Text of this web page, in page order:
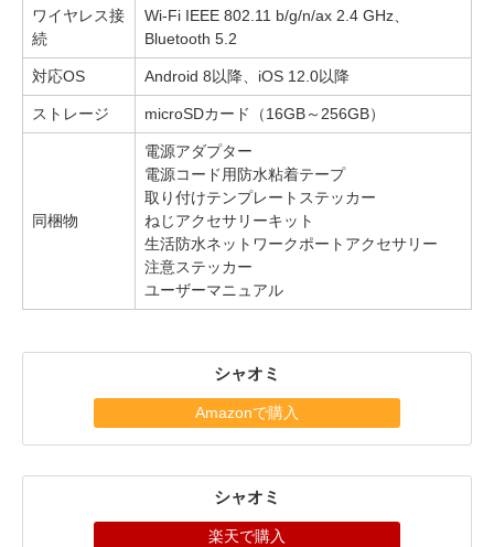
ワイヤレス接
続
Wi-Fi IEEE 802.11 b/g/n/ax 2.4 GHz、
Bluetooth 5.2
対応OS Android 8以降、iOS 12.0以降
ストレージ microSDカード（16GB～256GB）
同梱物
電源アダプター
電源コード用防水粘着テープ
取り付けテンプレートステッカー
ねじアクセサリーキット
生活防水ネットワークポートアクセサリー
注意ステッカー
ユーザーマニュアル
シャオミ
Amazonで購入
シャオミ
楽天で購入